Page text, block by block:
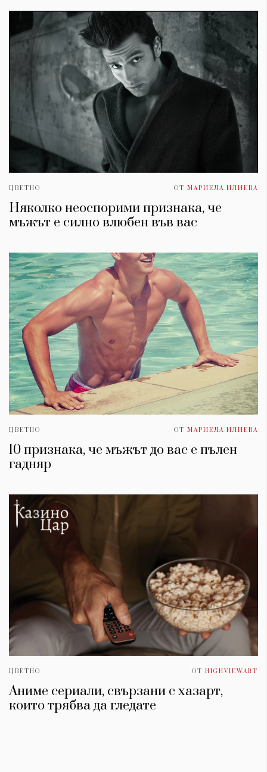
ЦВЕТНО ОТ МАРИЕЛА ИЛИЕВА
Няколко неоспорими признака, че
мъжът е силно влюбен във вас
ЦВЕТНО ОТ МАРИЕЛА ИЛИЕВА
10 признака, че мъжът до вас е пълен
гадняр
ЦВЕТНО ОТ HIGHVIEWART
Аниме сериали, свързани с хазарт,
които трябва да гледате